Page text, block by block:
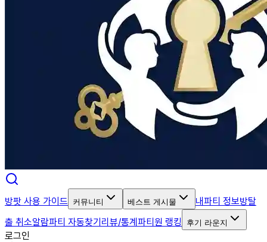
방팟 사용 가이드 커뮤니티 베스트 게시물 내파티 정보방탈
출 취소알람파티 자동찾기리뷰/통계파티원 랭킹 후기 라운지
로그인